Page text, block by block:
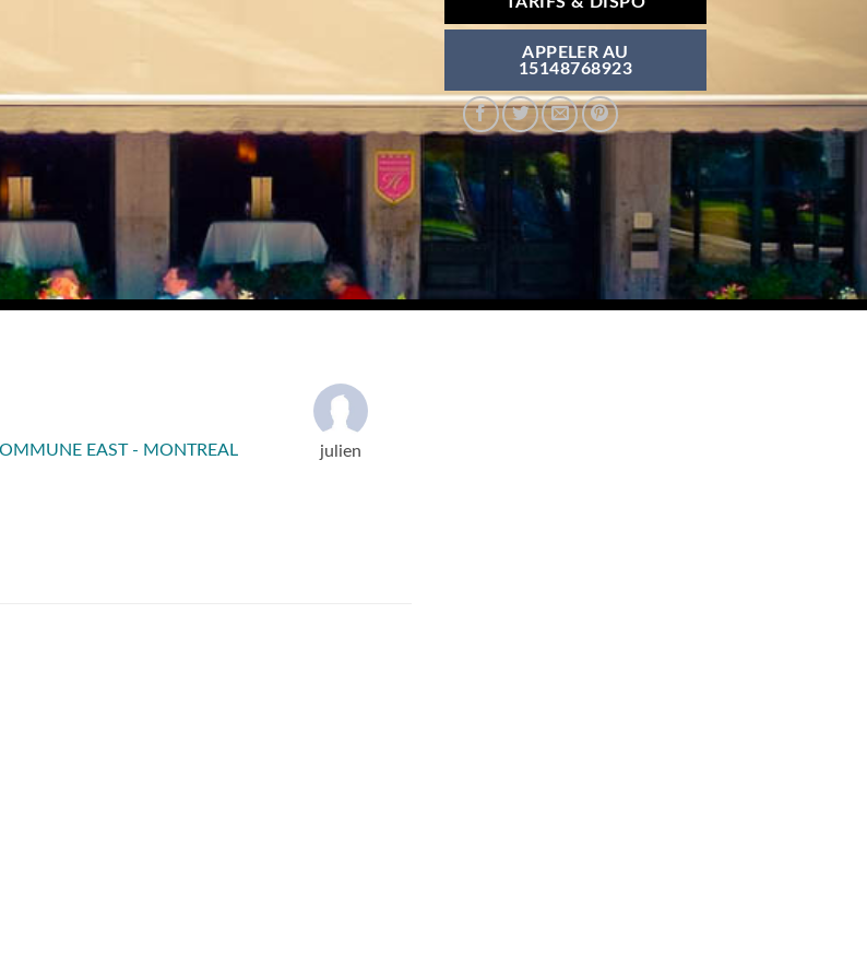
EAST - MONTREAL julien
APPELER AU
15148768923